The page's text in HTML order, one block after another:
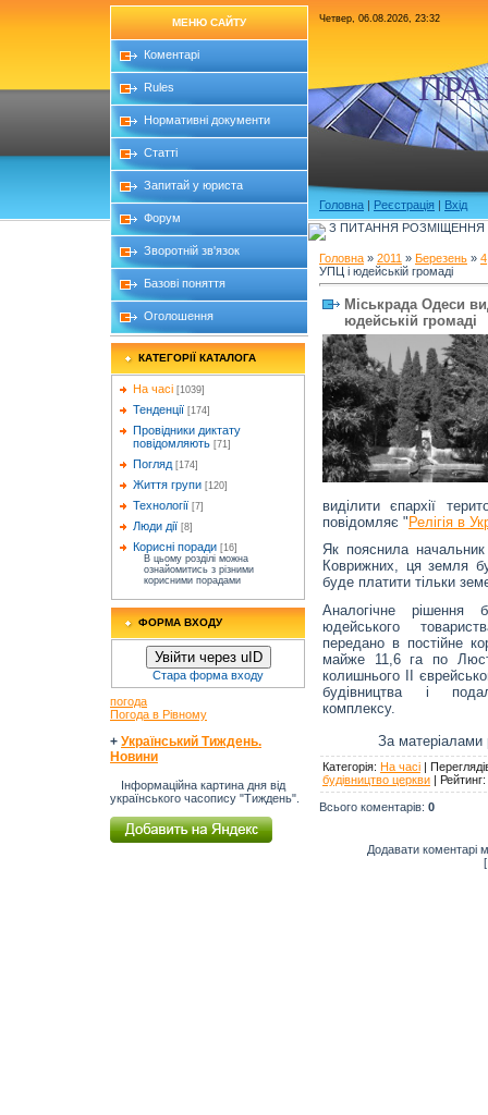
МЕНЮ САЙТУ
Коментарі
Rules
Нормативні документи
Статті
Запитай у юриста
Форум
Зворотній зв'язок
Базові поняття
Оголошення
КАТЕГОРІЇ КАТАЛОГА
На часі [1039]
Тенденції [174]
Провідники диктату
повідомляють [71]
Погляд [174]
Життя групи [120]
Технології [7]
Люди дії [8]
Корисні поради [16]
В цьому розділі можна
ознайомитись з різними
корисними порадами
ФОРМА ВХОДУ
Увійти через uID
Стара форма входу
погода
Погода в Рівному
+ Український Тиждень.
Новини
Інформаційна картина дня від
українського часопису "Тиждень".
Четвер, 06.08.2026, 23:32
Головна | Реєстрація | Вхід
З ПИТАННЯ РОЗМІЩЕННЯ
Головна » 2011 » Березень » 4
УПЦ і юдейській громаді
Міськрада Одеси
юдейській громаді
виділити єпархії
повідомляє "Релігія в
Як пояснила начальник
Коврижних, ця земля
буде платити тільки
Аналогічне рішення
юдейського
передано в постійне
майже 11,6 га по
колишнього II
будівництва і
комплексу.
За матеріалами
<a
href="http://
публікації:
risu.org.ua</a>
Категорія: На часі |
будівництво церкви | Рейтинг:
Всього коментарів: 0
Додавати коментарі